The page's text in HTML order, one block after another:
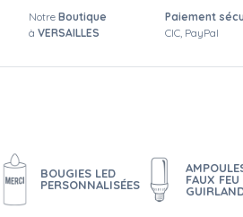
Notre Boutique
à VERSAILLES
Paiement
CIC, PayPal
BOUGIES LED
PERSONNALISÉES
FAUX FEU